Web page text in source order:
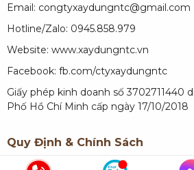
Email: congtyxaydungntc@gmail.com
Hotline/Zalo: 0945.858.979
Website: www.xaydungntc.vn
Facebook: fb.com/ctyxaydungntc
Giấy phép kinh doanh số 3702711440
Phố Hồ Chí Minh cấp ngày 17/10/2018
Quy Định & Chính Sách